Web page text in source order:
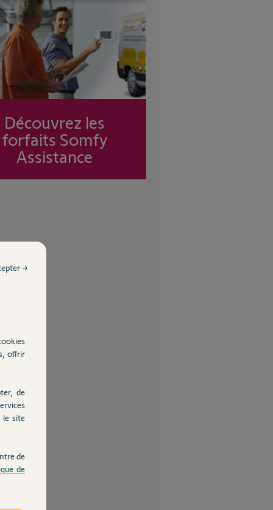
Découvrez les
forfaits Somfy
Assistance
offrir
de
le site
de
de
→